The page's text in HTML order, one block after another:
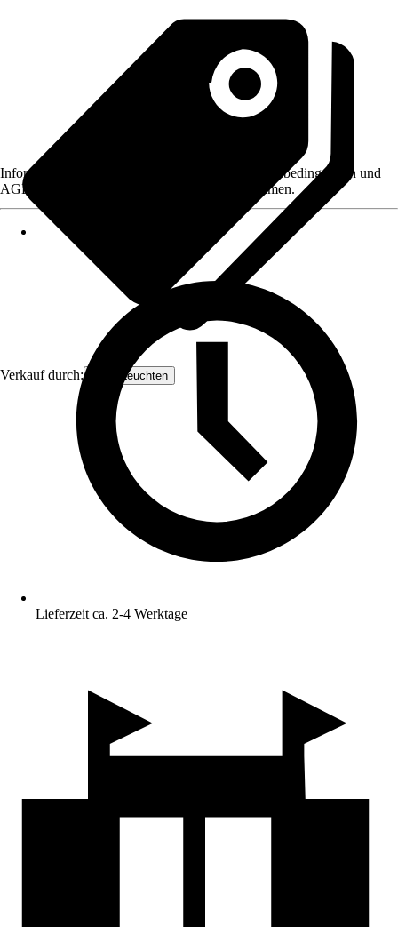
Verkauf durch: Näve Leuchten
Informationen des Verkäufers, wie z. B. Rückgabebedingungen und
AGB, finden Sie bei Klick auf den Verkäufernamen.
Lieferzeit ca. 2-4 Werktage